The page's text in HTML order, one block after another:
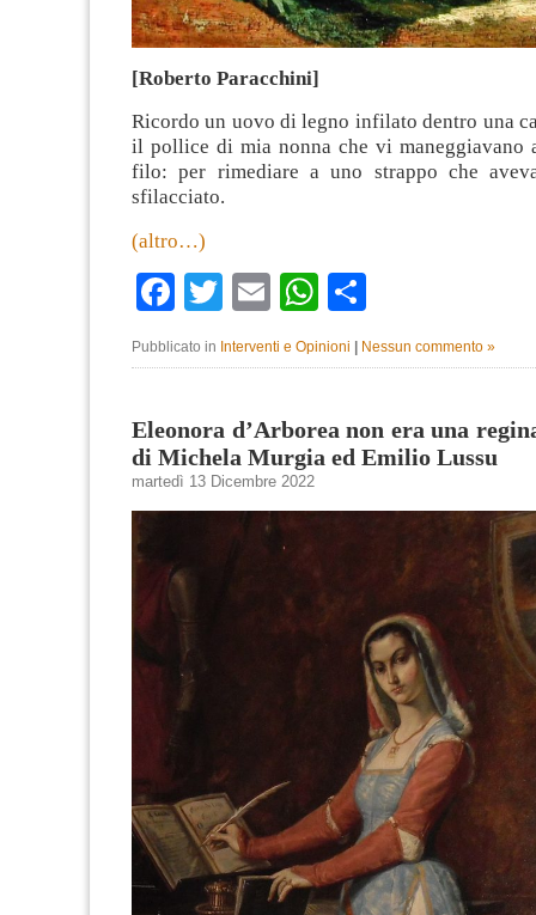
[Roberto Paracchini]
Ricordo un uovo di legno infilato dentro una
il pollice di mia nonna che vi maneggiavano
filo: per rimediare a uno strappo che
sfilacciato.
(altro…)
Facebook
TwitterEmailWhatsApp
Pubblicato in Interventi e Opinioni | Nessun commento »
Eleonora d’Arborea non era una
di Michela Murgia ed Emilio Lussu
martedì 13 Dicembre 2022